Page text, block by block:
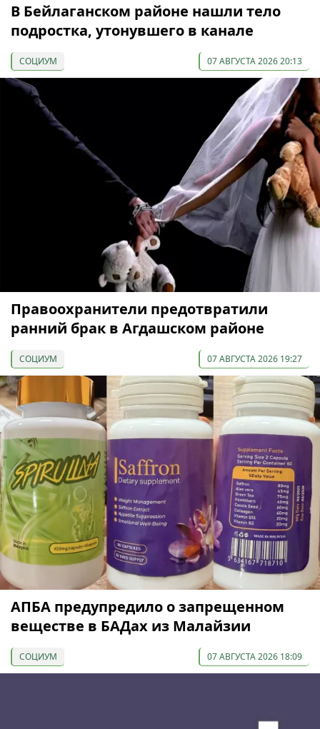
В Бейлаганском районе нашли тело
подростка, утонувшего в канале
СОЦИУМ 07 АВГУСТА 2026 20:13
Правоохранители предотвратили
ранний брак в Агдашском районе
СОЦИУМ 07 АВГУСТА 2026 19:27
АПБА предупредило о запрещенном
веществе в БАДах из Малайзии
СОЦИУМ 07 АВГУСТА 2026 18:09